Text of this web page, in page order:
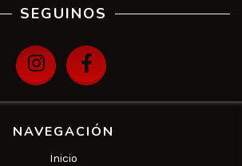
SEGUINOS
NAVEGACIÓN
Inicio